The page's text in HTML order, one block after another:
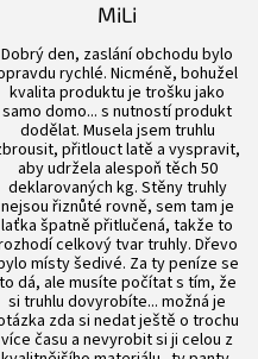
MiLi
Hodnocení
Dobrý den, zaslání obchodu bylo
rychlé. Nicméně, bohužel
kvalita produktu je trošku jako
samo domo... s nutností produkt
dodělat. Musela jsem truhlu
přitlouct latě a vyspravit,
aby udržela alespoň těch 50
deklarovaných kg. Stěny truhly
nejsou řiznůté rovně, sem tam je
laťka špatně přitlučená, takže to
celkový tvar truhly. Dřevo
místy šedivé. Za ty peníze se
to dá, ale musíte počítat s tím, že
si truhlu dovyrobíte... možná je
zda si nedat ještě o trochu
více času a nevyrobit si ji celou z